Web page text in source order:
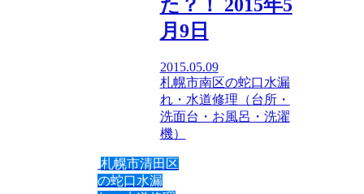
た？！ 2015年5
月9日
2015.05.09
札幌市南区の蛇口水漏
れ・水道修理（台所・
洗面台・お風呂・洗濯
機）
札幌市清田区
の蛇口水漏